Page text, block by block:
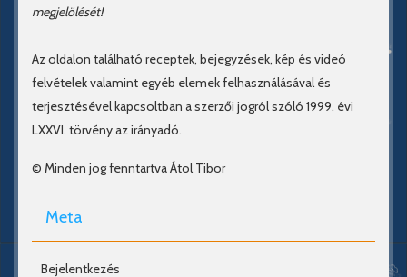
megjelölését!
Az oldalon található receptek, bejegyzések, kép és videó
felvételek valamint egyéb elemek felhasználásával és
terjesztésével kapcsoltban a szerzői jogról szóló 1999. évi
LXXVI. törvény az irányadó.
© Minden jog fenntartva Átol Tibor
Meta
Bejelentkezés